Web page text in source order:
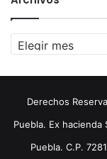
Archivos
Derechos
Puebla. Ex hacienda
Puebla. C.P.